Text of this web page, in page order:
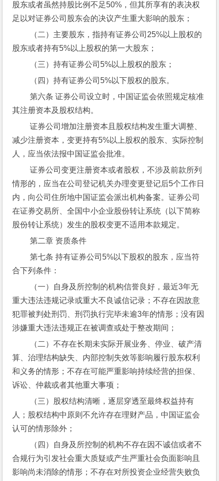
股东或者虽然持股比例不足50%，但其所享有的表决权
足以对证券公司股东会的决议产生重大影响的股东；
股东或者持有5%以上股权的第一大股东；
（三）持有证券公司5%以上股权的股东；
（四）持有证券公司5%以下股权的股东。
第六条 证券公司设立时，中国证监会依照规定核准
其注册资本及股权结构。
证券公司增加注册资本且股权结构发生重大调整、
减少注册资本，变更持有5%以上股权的股东、实际控制
人，应当依法报中国证监会批准。
证券公司变更注册资本或者股权，不涉及前款所列
情形的，应当在公司登记机关办理变更登记后5个工作日
内，向公司住所地中国证监会派出机构备案。证券公司
在证券交易所、全国中小企业股份转让系统（以下简称
股份转让系统）发生的股权变更不适用本款规定。
第二章 资质条件
第七条 持有证券公司5%以下股权的股东，应当符
合下列条件：
重大违法违规记录或重大不良诚信记录；不存在因故意
犯罪被判处刑罚、刑罚执行完毕未逾3年的情形；没有因
涉嫌重大违法违规正在被调查或处于整改期间；
算、治理结构缺失、内部控制失效等影响履行股东权利
和义务的情形；不存在可能严重影响持续经营的担保、
诉讼、仲裁或者其他重大事项；
人；股权结构中原则不允许存在理财产品，中国证监会
认可的情形除外；
合规行为引发社会重大质疑或产生严重社会负面影响且
影响尚未消除的情形；不存在对所投资企业经营失败负